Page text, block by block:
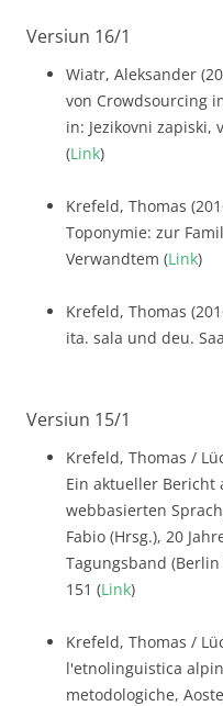
Versiun 16/1
Wiatr, Aleksander
von Crowdsourcing
in: Jezikovni zapiski,
(Link)
Krefeld, Thomas
Toponymie: zur
Verwandtem (Link)
Krefeld, Thomas
ita. sala und deu.
Versiun 15/1
Krefeld, Thomas /
Ein aktueller Bericht
webbasierten
Fabio (Hrsg.), 20
Tagungsband
151 (Link)
Krefeld, Thomas /
l'etnolinguistica
metodologiche,